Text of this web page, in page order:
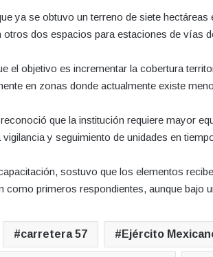
ya se obtuvo un terreno de siete
otros dos espacios para estaciones de vías
el objetivo es incrementar la cobertura
en zonas donde actualmente existe
que la institución requiere mayor
vigilancia y seguimiento de unidades en
sostuvo que los elementos
como primeros respondientes, aunque bajo
carretera 57 Ejército